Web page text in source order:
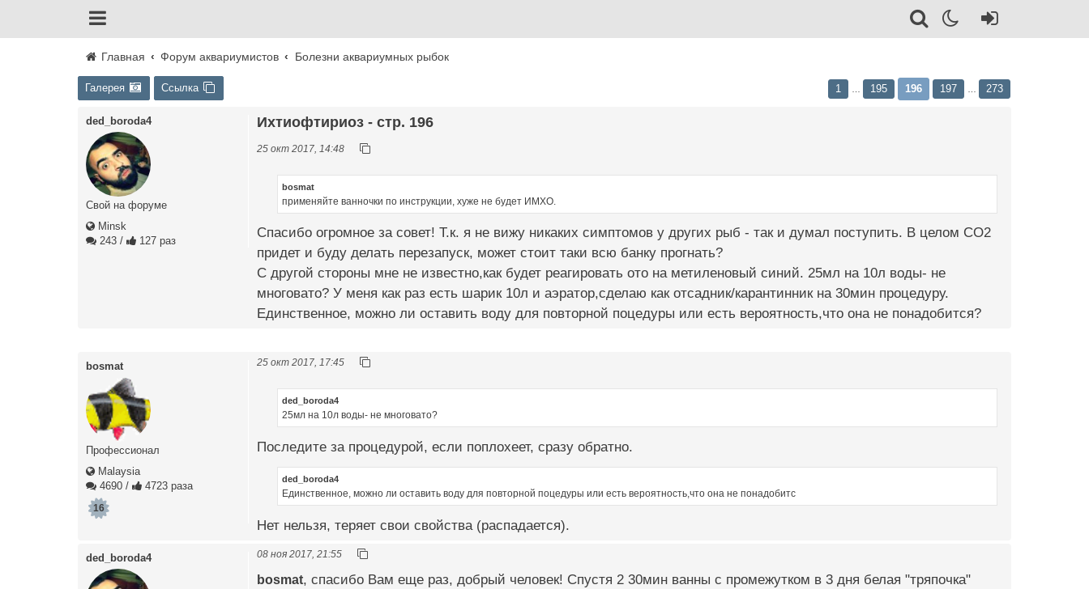
Главная Форум аквариумистов Болезни аквариумных рыбок
Галерея Ссылка 1 195 196 197 273
ded_boroda4
Свой на форуме
Minsk
243 / 127 раз
Ихтиофтириоз - стр. 196
25 окт 2017, 14:48
bosmat
применяйте ванночки по инструкции, хуже не будет ИМХО.
Спасибо огромное за совет! Т.к. я не вижу никаких симптомов у других рыб - так и думал поступить. В целом СО2
придет и буду делать перезапуск, может стоит таки всю банку прогнать?
С другой стороны мне не известно,как будет реагировать ото на метиленовый синий. 25мл на 10л воды- не
многовато? У меня как раз есть шарик 10л и аэратор,сделаю как отсадник/карантинник на 30мин процедуру.
Единственное, можно ли оставить воду для повторной поцедуры или есть вероятность,что она не понадобится?
bosmat
Профессионал
Malaysia
4690 / 4723 раза
16
25 окт 2017, 17:45
ded_boroda4
25мл на 10л воды- не многовато?
Последите за процедурой, если поплохеет, сразу обратно.
ded_boroda4
Единственное, можно ли оставить воду для повторной поцедуры или есть вероятность,что она не понадобитс
Нет нельзя, теряет свои свойства (распадается).
ded_boroda4 08 ноя 2017, 21:55
bosmat, спасибо Вам еще раз, добрый человек! Спустя 2 30мин ванны с промежутком в 3 дня белая "тряпочка"